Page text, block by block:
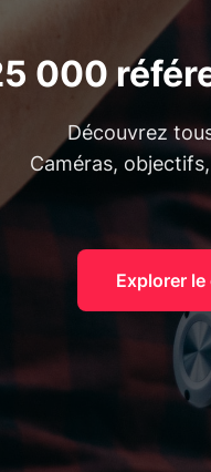
000
Découvrez
Caméras,
Explorer